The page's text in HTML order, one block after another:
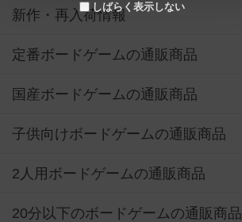
しばらく表示しない
新作・再入荷情報
定番ボードゲームの通販商品
国産ボードゲームの通販商品
子供向けボードゲームの通販商品
2人用ボードゲームの通販商品
20分以下のボードゲームの通販商品